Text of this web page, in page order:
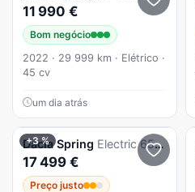
11 990 €
Bom negócio
2022 · 29 999 km · Elétrico ·
45 cv
um dia atrás
+3 %
Dacia Spring Electric 65 Extreme
17 499 €
Preço justo